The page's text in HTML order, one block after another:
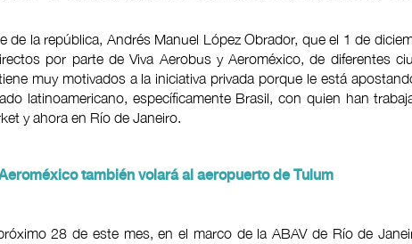
de la república, Andrés Manuel López Obrador, que el 1 de
por parte de Viva Aerobus y Aeroméxico, de diferentes
muy motivados a la iniciativa privada porque le está
latinoamericano, específicamente Brasil, con quien han
y ahora en Río de Janeiro.
también volará al aeropuerto de Tulum
28 de este mes, en el marco de la ABAV de Río de